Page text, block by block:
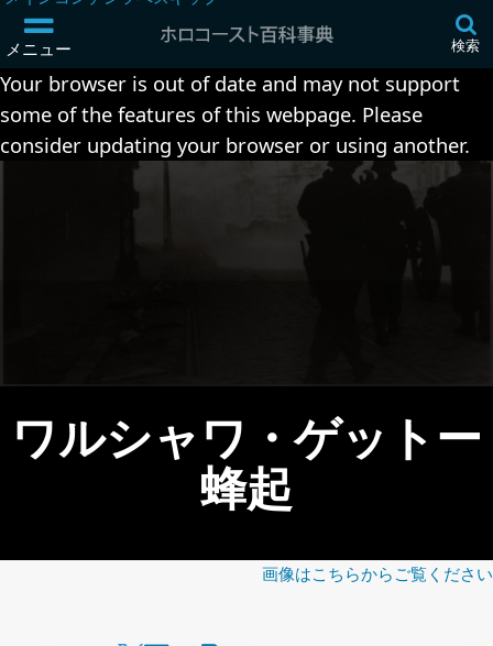
メニュー 検索
Your browser is out of date and may not support
some of the features of this webpage. Please
consider updating your browser or using another.
画像はこちらからご覧ください
ワルシャワ・ゲットー
蜂起